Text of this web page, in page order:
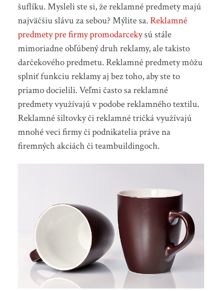
šuflíku. Mysleli ste si, že reklamné predmety majú
najväčšiu slávu za sebou? Mýlite sa.Reklamné
predmety pre firmy promodarcekysú stále
mimoriadne obľúbený druh reklamy, ale takisto
darčekového predmetu. Reklamné predmety môžu
splniť funkciu reklamy aj bez toho, aby ste to
priamo docielili. Veľmi často sa reklamné
predmety využívajú v podobe reklamného textilu.
Reklamné šiltovky či reklamné tričká využívajú
mnohé veci firmy či podnikatelia práve na
firemných akciách či teambuildingoch.